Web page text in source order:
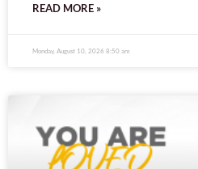
READ MORE »
Monday, August 10, 2026 8:50 am